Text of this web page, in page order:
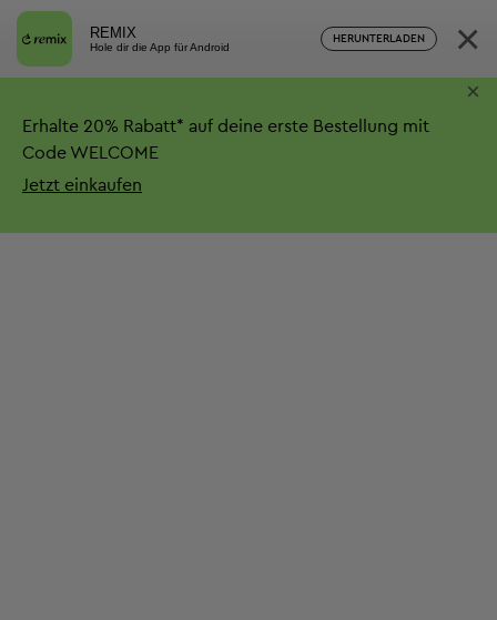
REMIX
Hole dir die App für Android
HERUNTERLADEN ×
Erhalte 20% Rabatt* auf deine erste Bestellung mit
Code WELCOME
Jetzt einkaufen
×